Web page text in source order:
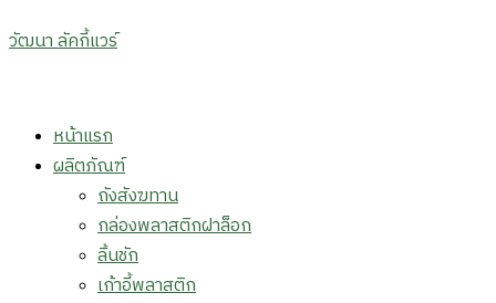
วัฒนา ลัคกี้แวร์
Menu
หน้าแรก
ผลิตภัณฑ์
ถังสังฆทาน
กล่องพลาสติกฝาล็อก
ลิ้นชัก
เก้าอี้พลาสติก